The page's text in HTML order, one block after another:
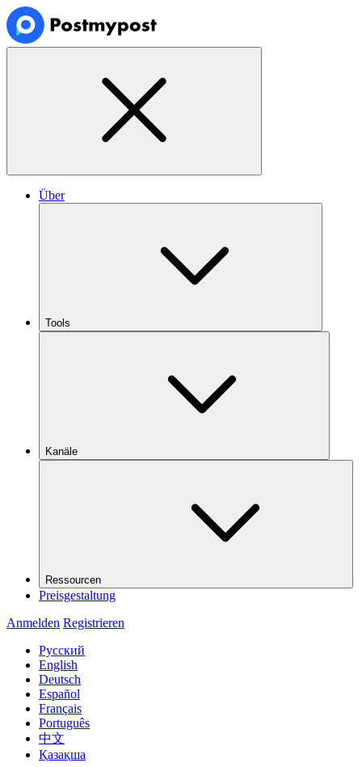
Über
Tools
Kanäle
Ressourcen
Preisgestaltung
Anmelden Registrieren
Русский
English
Deutsch
Español
Français
Português
中文
Қазақша